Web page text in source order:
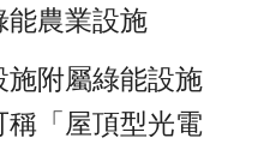
能農業設施
附屬綠能設施
稱「屋頂型光電